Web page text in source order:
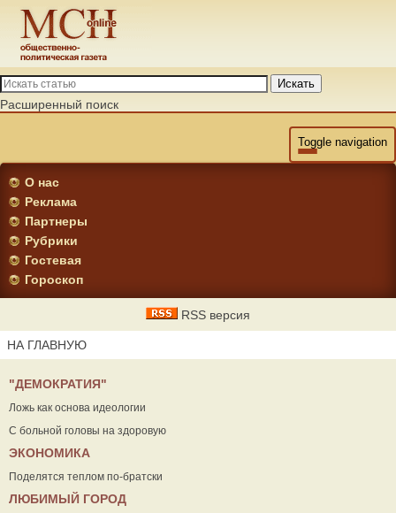
Искать
Расширенный поиск
Toggle navigation
О нас
Реклама
Партнеры
Рубрики
Гостевая
Гороскоп
RSS версия
НА ГЛАВНУЮ
"ДЕМОКРАТИЯ"
Ложь как основа идеологии
С больной головы на здоровую
ЭКОНОМИКА
Поделятся теплом по-братски
ЛЮБИМЫЙ ГОРОД